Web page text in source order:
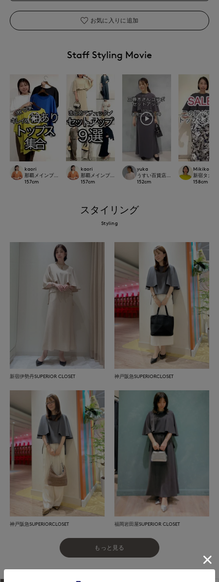
お気に入りに追加
Staff Styling Movie
kaori
那覇メインプレイスI.T.'S.international
157cm
kaori
那覇メインプレイスI.T.'S.international
157cm
yuka
うすい百貨店SUPERIOR CLOSET
152cm
Mikiko
新宿タカシ
158cm
スタイリング
Styling
新宿伊勢丹SUPERIOR CLOSET 神戸阪急SUPERIORCLOSET
神戸阪急SUPERIORCLOSET 福岡岩田屋SUPERIOR CLOSET
もっと見る